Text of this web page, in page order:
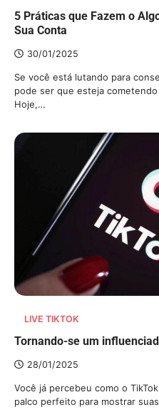
5 Práticas que Fazem o
Sua Conta
30/01/2025
Se você está lutando para
pode ser que esteja
Hoje,…
LIVE TIKTOK
Tornando-se um
28/01/2025
Você já percebeu como o
palco perfeito para mostrar